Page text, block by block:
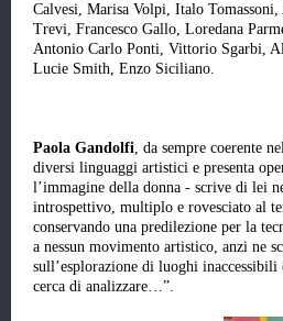
Calvesi, Marisa Volpi, Italo
Trevi, Francesco Gallo, Loredana
Antonio Carlo Ponti, Vittorio Sgarbi,
Lucie Smith, Enzo Siciliano.
Paola Gandolfi, da sempre coerente
diversi linguaggi artistici e presenta
l’immagine della donna - scrive di lei
introspettivo, multiplo e rovesciato al
conservando una predilezione per la
a nessun movimento artistico, anzi ne
sull’esplorazione di luoghi
cerca di analizzare…”.